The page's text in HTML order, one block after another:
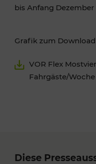
bis Anfang Dezember
Grafik zum Download
VOR Flex
Fahrgäste/Woche
Diese